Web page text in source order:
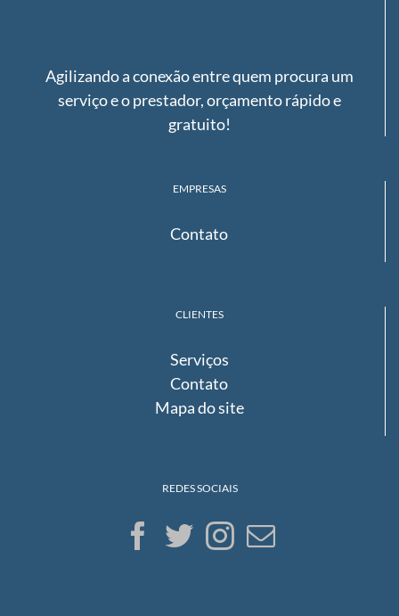
Agilizando a conexão entre quem procura um
serviço e o prestador, orçamento rápido e
gratuito!
EMPRESAS
Contato
CLIENTES
Serviços
Contato
Mapa do site
REDES SOCIAIS